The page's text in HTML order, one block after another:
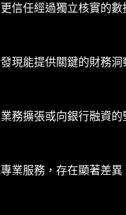
信任經過獨立核實的
現能提供關鍵的財務
務擴張或向銀行融資
業服務，存在顯著差